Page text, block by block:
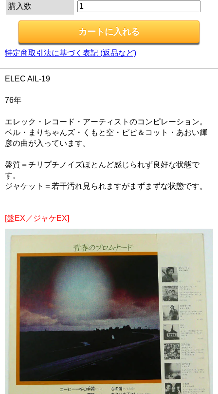
購入数
特定商取引法に基づく表記 (返品など)
ELEC AIL-19
76年
エレック・レコード・アーティストのコンピレーション。
ベル・まりちゃんズ・くもと空・ピピ＆コット・あおい輝
彦の曲が入っています。
盤質＝チリプチノイズほとんど感じられず良好な状態で
す。
ジャケット＝若干汚れ見られますがまずまずな状態です。
[盤EX／ジャケEX]